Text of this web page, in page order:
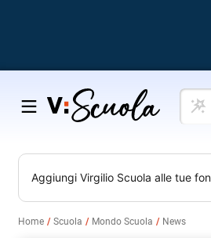
Salta
contenuto
Cosa
vuoi
Aggiungi Virgilio Scuola alle tue
Home Scuola Mondo Scuola News